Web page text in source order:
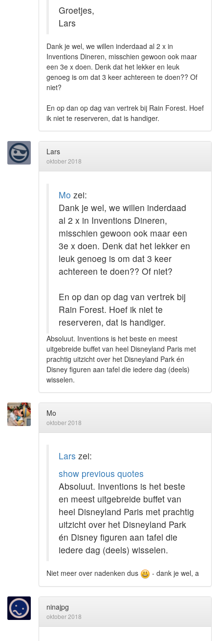
Groetjes,
Lars
Dank je wel, we willen inderdaad al 2 x in
Inventions Dineren, misschien gewoon ook maar
een 3e x doen. Denk dat het lekker en leuk
genoeg is om dat 3 keer achtereen te doen?? Of
niet?
En op dan op dag van vertrek bij Rain Forest. Hoef
ik niet te reserveren, dat is handiger.
Lars
oktober 2018
Mo zei:
Dank je wel, we willen inderdaad
al 2 x in Inventions Dineren,
misschien gewoon ook maar een
3e x doen. Denk dat het lekker en
leuk genoeg is om dat 3 keer
achtereen te doen?? Of niet?
En op dan op dag van vertrek bij
Rain Forest. Hoef ik niet te
reserveren, dat is handiger.
Absoluut. Inventions is het beste en meest
uitgebreide buffet van heel Disneyland Paris met
prachtig uitzicht over het Disneyland Park én
Disney figuren aan tafel die iedere dag (deels)
wisselen.
Mo
oktober 2018
Lars zei:
show previous quotes
Absoluut. Inventions is het beste
en meest uitgebreide buffet van
heel Disneyland Paris met prachtig
uitzicht over het Disneyland Park
én Disney figuren aan tafel die
iedere dag (deels) wisselen.
Niet meer over nadenken dus - dank je wel, a
ninajpg
oktober 2018